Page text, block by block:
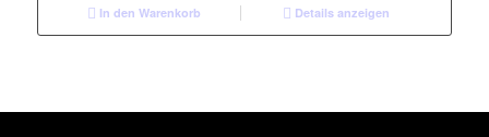
In den Warenkorb Details anzeigen